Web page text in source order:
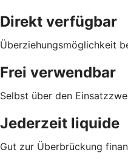
Direkt verfügbar
Überziehungsmöglichkeit
Frei verwendbar
Selbst über den
Jederzeit liquide
Gut zur Überbrückung